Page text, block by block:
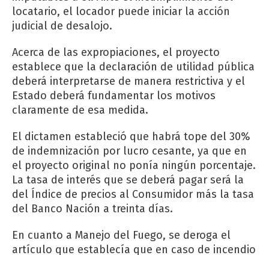
locatario, el locador puede iniciar la acción
judicial de desalojo.
Acerca de las expropiaciones, el proyecto
establece que la declaración de utilidad pública
deberá interpretarse de manera restrictiva y el
Estado deberá fundamentar los motivos
claramente de esa medida.
El dictamen estableció que habrá tope del 30%
de indemnización por lucro cesante, ya que en
el proyecto original no ponía ningún porcentaje.
La tasa de interés que se deberá pagar será la
del Índice de precios al Consumidor más la tasa
del Banco Nación a treinta días.
En cuanto a Manejo del Fuego, se deroga el
artículo que establecía que en caso de incendio